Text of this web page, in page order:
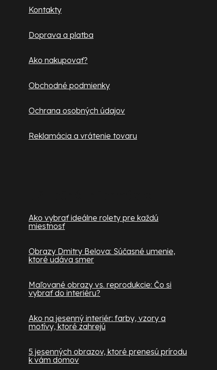
Kontakty
Doprava a platba
Ako nakupovať?
Obchodné podmienky
Ochrana osobných údajov
Reklamácia a vrátenie tovaru
Ako vybrať ideálne rolety pre každú
miestnosť
Obrazy Dmitry Belova: Súčasné umenie,
ktoré udáva smer
Maľované obrazy vs. reprodukcie: Čo si
vybrať do interiéru?
Ako na jesenný interiér: farby, vzory a
motívy, ktoré zahrejú
5 jesenných obrazov, ktoré prenesú prírodu
k vám domov